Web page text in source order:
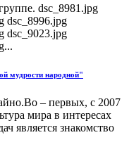
dsc_8981.jpg
dsc_8996.jpg
dsc_9023.jpg
мудрости народной"
– первых, с 2007
мира в интересах
является знакомство